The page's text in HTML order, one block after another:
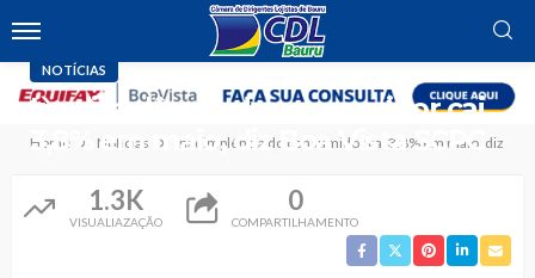
Home Notícias Inadimplência do consumidor cai 3,8% em maio, diz Boa
NOTÍCIAS
Inadimplência do consumidor cai
3,8% em maio, diz Boa Vista SCPC
1.3K
VISUALIAZAÇÃO
0
COMPARTILHAMENTO